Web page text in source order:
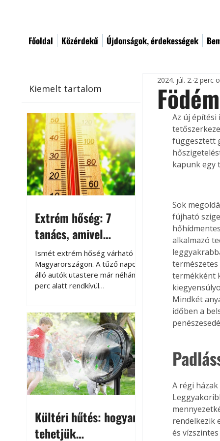
Főoldal Közérdekű Újdonságok, érdekességek
Kiemelt tartalom
Extrém hőség: 7
tanács, amivel
megóvhatjuk
autónkat a nyári
károktól
Ismét extrém hőség várható
Magyarországon. A tűző napon
álló autók utastere már néhány
perc alatt rendkívül
megközelítheti. Ez nemcsak a
beszállást teszi kellemetlenné,
hanem az autó állapotára és a
benne hagyott tárgyakra is
káros hatással lehet. Néhány
egyszerű óvintézkedéssel
azonban jelentősen
csökkenthetjük a hőség káros
Kültéri hűtés: hogyan
tehetjük
2024. júl. 2. 2 perc
Az új építési
függesztett
kapunk egy
Sok
fújható
alkalmazó
termékként
Mindkét
időben a
A régi
rendelkezik
és